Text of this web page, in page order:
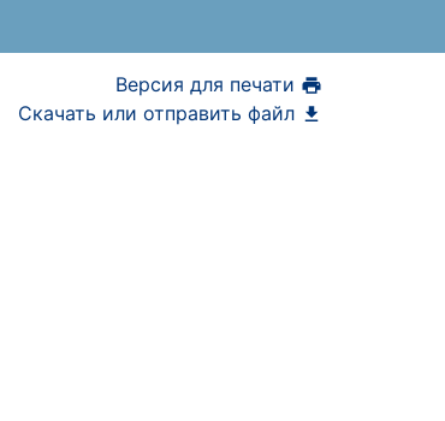
Версия для печати
Скачать или отправить файл